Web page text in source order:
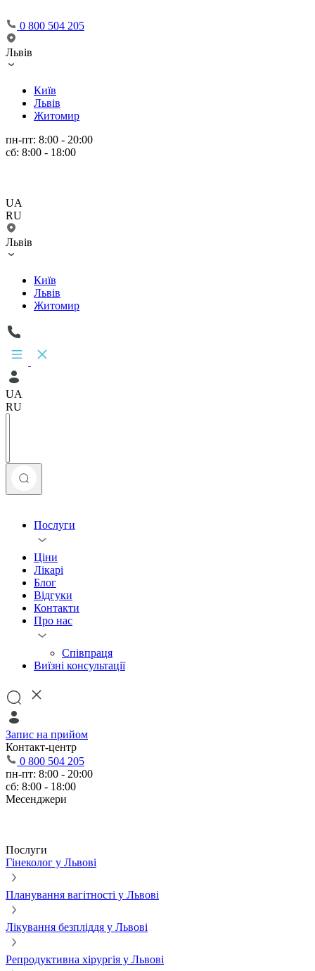
0 800 504 205
Львів
Київ
Львів
Житомир
пн-пт: 8:00 - 20:00
сб: 8:00 - 18:00
UA
RU
Львів
Київ
Львів
Житомир
UA
RU
Послуги
Ціни
Лікарі
Блог
Відгуки
Контакти
Про нас
Співпраця
Виїзні консультації
Запис на прийом
Контакт-центр
0 800 504 205
пн-пт: 8:00 - 20:00
сб: 8:00 - 18:00
Месенджери
Послуги
Гінеколог у Львові
Планування вагітності у Львові
Лікування безпліддя у Львові
Репродуктивна хірургія у Львові